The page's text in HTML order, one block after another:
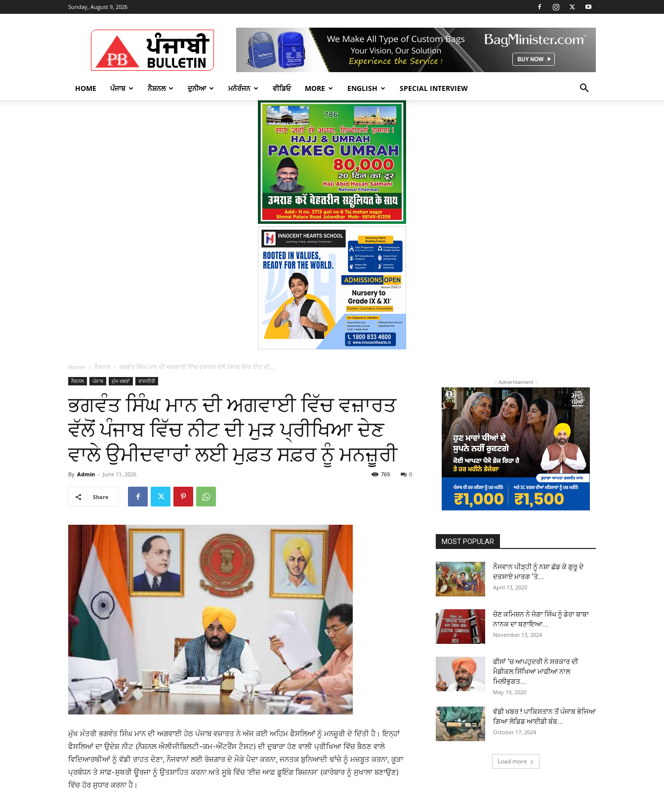
Sunday, August 9, 2026
Punjabi
Bulletin
HOME ਪੰਜਾਬ ਨੈਸ਼ਨਲ ਦੁਨੀਆ ਮਨੋਰੰਜਨ ਵੀਡਿਓ MORE ENGLISH SPECIAL INTERVIEW
Home ਨੈਸ਼ਨਲ ਭਗਵੰਤ ਸਿੰਘ ਮਾਨ ਦੀ ਅਗਵਾਈ ਵਿੱਚ ਵਜ਼ਾਰਤ ਵੱਲੋਂ ਪੰਜਾਬ ਵਿੱਚ ਨੀਟ ਦੀ...
ਨੈਸ਼ਨਲ ਪੰਜਾਬ ਮੁੱਖ ਖਬਰਾਂ ਰਾਜਨੀਤੀ
ਭਗਵੰਤ ਸਿੰਘ ਮਾਨ ਦੀ ਅਗਵਾਈ ਵਿੱਚ ਵਜ਼ਾਰਤ
ਵੱਲੋਂ ਪੰਜਾਬ ਵਿੱਚ ਨੀਟ ਦੀ ਮੁੜ ਪ੍ਰੀਖਿਆ ਦੇਣ
ਵਾਲੇ ਉਮੀਦਵਾਰਾਂ ਲਈ ਮੁਫ਼ਤ ਸਫ਼ਰ ਨੂੰ ਮਨਜ਼ੂਰੀ
By Admin - June 11, 2026 0
769
Share
ਮੁੱਖ ਮੰਤਰੀ ਭਗਵੰਤ ਸਿੰਘ ਮਾਨ ਦੀ ਅਗਵਾਈ ਹੇਠ ਪੰਜਾਬ ਵਜ਼ਾਰਤ ਨੇ ਅੱਜ ਕਈ ਅਹਿਮ ਫੈਸਲਿਆਂ ਨੂੰ ਮਨਜ਼ੂਰੀ ਦੇ ਦਿੱਤੀ ਹੈ। ਇਨ੍ਹਾਂ
ਫੈਸਲਿਆਂ ਦਾ ਉਦੇਸ਼ ਨੀਟ (ਨੈਸ਼ਨਲ ਐਲੀਜੀਬਿਲਟੀ-ਕਮ-ਐਂਟਰੈਂਸ ਟੈਸਟ) ਦੀ ਦੁਬਾਰਾ ਹੋਣ ਵਾਲੀ ਪ੍ਰੀਖਿਆ ਵਿੱਚ ਬੈਠਣ ਵਾਲੇ
ਵਿਦਿਆਰਥੀਆਂ ਨੂੰ ਵੱਡੀ ਰਾਹਤ ਦੇਣਾ, ਨੌਜਵਾਨਾਂ ਲਈ ਰੋਜ਼ਗਾਰ ਦੇ ਮੌਕੇ ਪੈਦਾ ਕਰਨਾ, ਜਨਤਕ ਬੁਨਿਆਦੀ ਢਾਂਚੇ ਨੂੰ ਮਜ਼ਬੂਤ ਕਰਨਾ, ਕੂੜਾ
ਪ੍ਰਬੰਧਨ ਤੇ ਸਾਫ਼-ਸੁਥਰੀ ਊਰਜਾ ਨੂੰ ਉਤਸ਼ਾਹਿਤ ਕਰਨਾ ਅਤੇ ਸੂਬੇ ਵਿੱਚ ‘ਈਜ਼ ਆਫ਼ ਡੂਇੰਗ ਬਿਜ਼ਨਸ’ (ਕਾਰੋਬਾਰ ਨੂੰ ਸੁਖਾਲਾ ਬਣਾਉਣ)
ਵਿੱਚ ਹੋਰ ਸੁਧਾਰ ਕਰਨਾ ਹੈ।
- Advertisement -
MOST POPULAR
ਨੌਜਵਾਨ ਪੀੜ੍ਹੀ ਨੂੰ ਨਸ਼ਾ ਛੱਡ ਕੇ ਗੁਰੂ ਦੇ
ਦਰਸਾਏ ਮਾਰਗ ‘ਤੇ...
April 13, 2020
ਚੋਣ ਕਮਿਸ਼ਨ ਨੇ ਜੋਗਾ ਸਿੰਘ ਨੂੰ ਡੇਰਾ ਬਾਬਾ
ਨਾਨਕ ਦਾ ਬਣਾਇਆ...
November 13, 2024
ਫੀਸਾਂ ‘ਚ ਆਪਹੁਦਰੀ ਨੇ ਸਰਕਾਰ ਦੀ
ਮੈਡੀਕਲ ਸਿੱਖਿਆ ਮਾਫ਼ੀਆ ਨਾਲ
ਮਿਲੀਭੁਗਤ...
May 19, 2020
ਵੱਡੀ ਖਬਰ ! ਪਾਕਿਸਤਾਨ ਤੋਂ ਪੰਜਾਬ ਭੇਜਿਆ
ਗਿਆ ਲੋਡਿਡ ਆਈਡੀ ਬੰਬ...
October 17, 2024
Load more